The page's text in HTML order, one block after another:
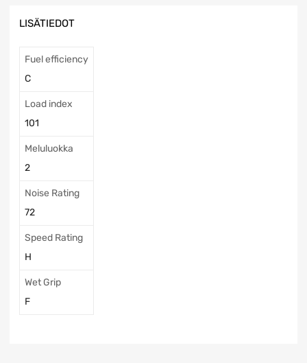
LISÄTIEDOT
Fuel efficiency
C
Load index
101
Meluluokka
2
Noise Rating
72
Speed Rating
H
Wet Grip
F